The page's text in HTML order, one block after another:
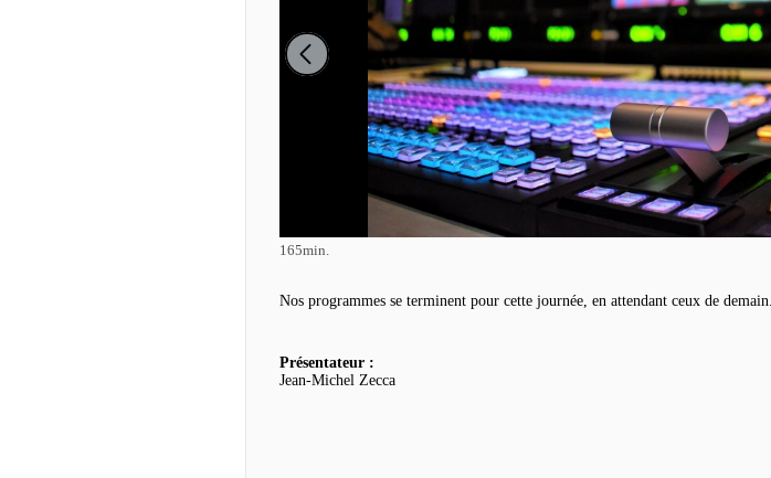
165min.
Nos programmes se terminent pour cette journée, en attendant ceux de demain.
Présentateur :
Jean-Michel Zecca